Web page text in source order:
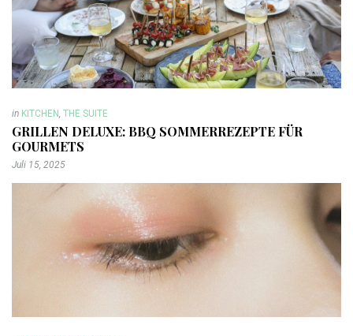
in KITCHEN, THE SUITE
GRILLEN DELUXE: BBQ SOMMERREZEPTE FÜR
GOURMETS
Juli 15, 2025